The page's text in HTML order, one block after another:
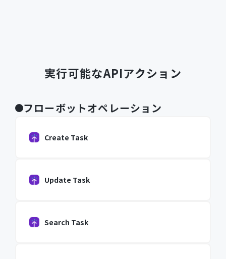
実行可能なAPIアクション
フローボットオペレーション
Create Task
Update Task
Search Task